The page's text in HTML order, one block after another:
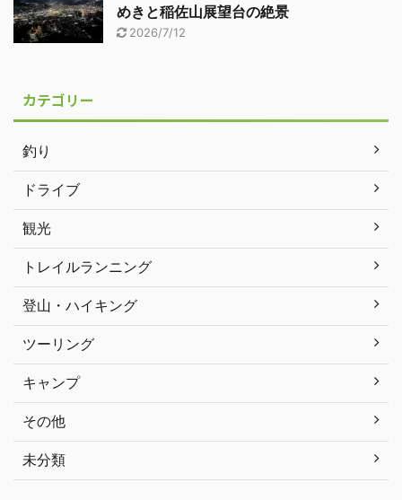
めきと稲佐山展望台の絶景
2026/7/12
カテゴリー
釣り
ドライブ
観光
トレイルランニング
登山・ハイキング
ツーリング
キャンプ
その他
未分類